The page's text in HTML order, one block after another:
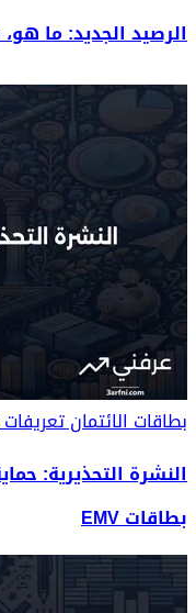
الرصيد الجديد: ما
بطاقات الائتمان
النشرة التحذيرية:
بطاقات EMV